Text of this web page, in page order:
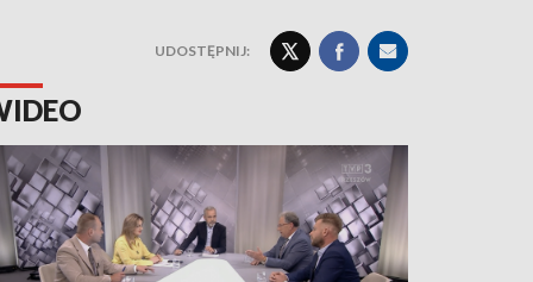
UDOSTĘPNIJ: